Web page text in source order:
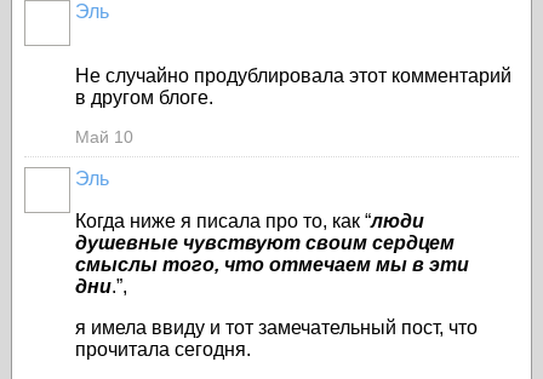
Эль
Не случайно продублировала этот комментарий
в другом блоге.
Май 10
Эль
Когда ниже я писала про то, как “люди
душевные чувствуют своим сердцем
смыслы того, что отмечаем мы в эти
дни.”,
я имела ввиду и тот замечательный пост, что
прочитала сегодня.